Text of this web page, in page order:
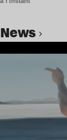
news